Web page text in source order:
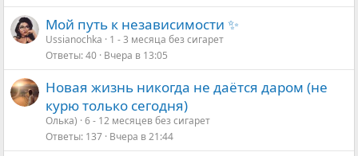
Мой путь к независимости ✨
Ussianochka
1 - 3 месяца без сигарет
Ответы 40 Вчера в 13:05
Новая жизнь никогда не даётся даром (не
курю только сегодня)
Олька) 6 - 12 месяцев без сигарет
Ответы 137 Вчера в 21:44